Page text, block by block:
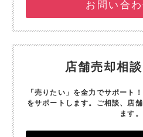
お問い合
店舗売却相
「売りたい」を全力でサポート！
をサポートします。 ご相談、店
ます。